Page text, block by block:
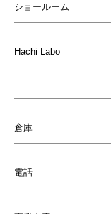
ショールーム
Hachi Labo
倉庫
電話